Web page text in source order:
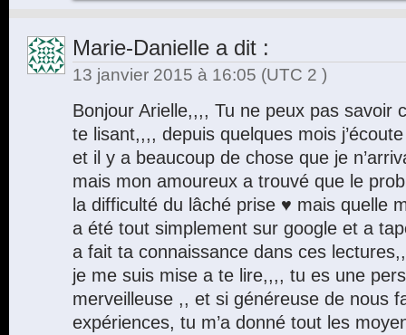
Marie-Danielle a dit :
13 janvier 2015 à 16:05 (UTC 2 )
Bonjour Arielle,,,, Tu ne peux pas savoir
te lisant,,,, depuis quelques mois
et il y a beaucoup de chose que je
mais mon amoureux a trouvé que le
la difficulté du lâché prise ♥ mais quelle
a été tout simplement sur google et a
a fait ta connaissance dans ces
je me suis mise a te lire,,,, tu es une
merveilleuse ,, et si généreuse de nous
expériences, tu m’a donné tout les